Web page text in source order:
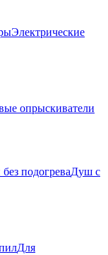
Электрические
опрыскиватели
подогреваДуш с
Для